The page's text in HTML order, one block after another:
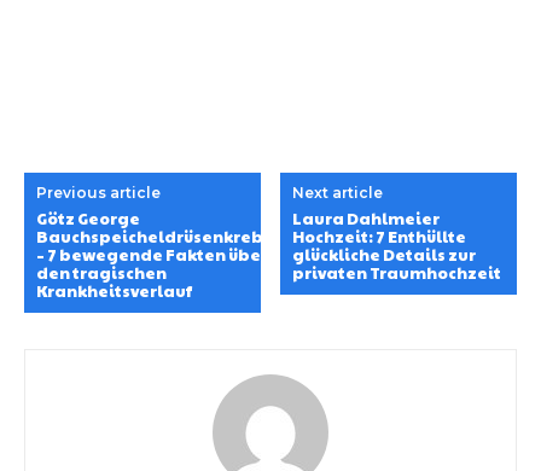
Previous article
Götz George
Bauchspeicheldrüsenkrebs
– 7 bewegende Fakten über
den tragischen
Krankheitsverlauf
Next article
Laura Dahlmeier
Hochzeit: 7 Enthüllte
glückliche Details zur
privaten Traumhochzeit